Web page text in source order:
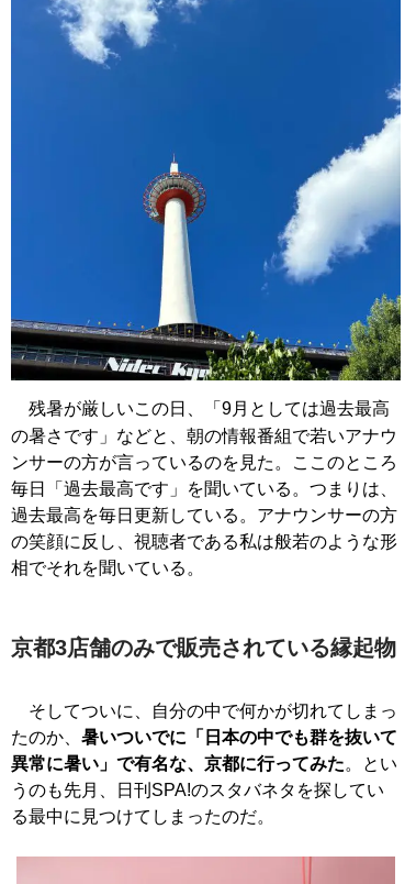
残暑が厳しいこの日、「9月としては過去最高
の暑さです」などと、朝の情報番組で若いアナウ
ンサーの方が言っているのを見た。ここのところ
毎日「過去最高です」を聞いている。つまりは、
過去最高を毎日更新している。アナウンサーの方
の笑顔に反し、視聴者である私は般若のような形
相でそれを聞いている。
京都3店舗のみで販売されている縁起物
そしてついに、自分の中で何かが切れてしまっ
たのか、 暑いついでに「日本の中でも群を抜いて
異常に暑い」で有名な、京都に行ってみた。とい
うのも先月、日刊SPA!のスタバネタを探してい
る最中に見つけてしまったのだ。